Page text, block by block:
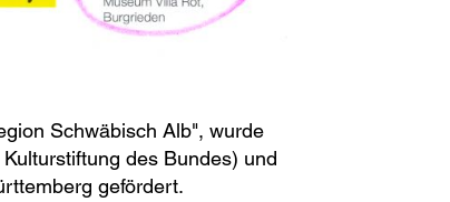
Schwäbisch Alb", wurde
des Bundes) und
gefördert.